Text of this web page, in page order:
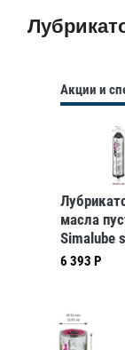
Акции и
масла
Simalube
6 393 Р